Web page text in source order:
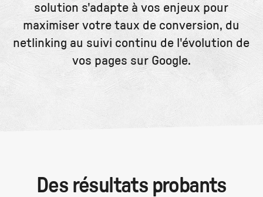
solution s'adapte à vos enjeux pour
maximiser votre taux de conversion, du
netlinking au suivi continu de l'évolution de
vos pages sur Google.
Des résultats probants